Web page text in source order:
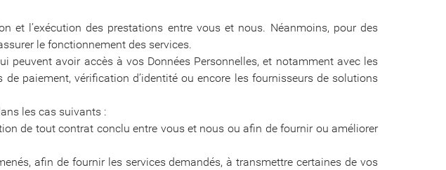
et l’exécution des prestations entre vous et nous. Néanmoins, pour des
le fonctionnement des services.
avoir accès à vos Données Personnelles, et notamment avec les
paiement, vérification d’identité ou encore les fournisseurs de solutions
les cas suivants :
de tout contrat conclu entre vous et nous ou afin de fournir ou améliorer
afin de fournir les services demandés, à transmettre certaines de vos